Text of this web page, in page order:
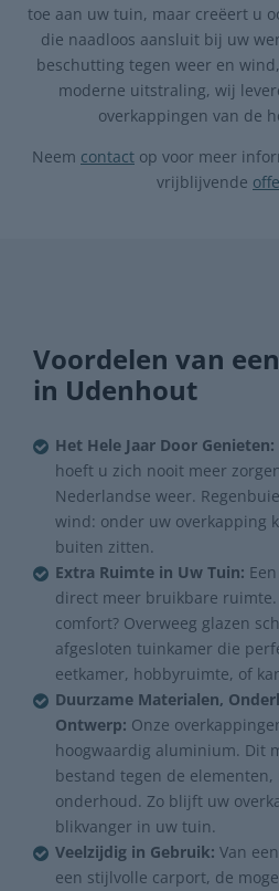
toe aan uw tuin, maar creëert u
die naadloos aansluit bij uw
beschutting tegen weer en
moderne uitstraling, wij
overkappingen van de
Neem contact op voor meer
vrijblijvende
Voordelen van
in Udenhout
Het Hele Jaar Door Genieten:
hoeft u zich nooit meer
Nederlandse weer.
wind: onder uw overkapping
buiten zitten.
Extra Ruimte in Uw Tuin:
direct meer bruikbare
comfort? Overweeg glazen
afgesloten tuinkamer die
eetkamer, hobbyruimte, of
Duurzame Materialen,
Ontwerp: Onze
hoogwaardig aluminium. Dit
bestand tegen de
onderhoud. Zo blijft uw
blikvanger in uw tuin.
Veelzijdig in Gebruik: Van
een stijlvolle carport, de